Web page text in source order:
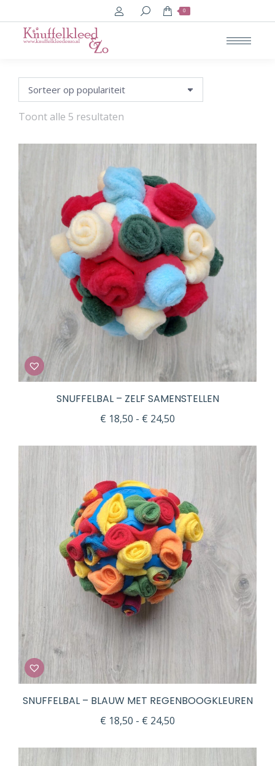
Search: 0
Toont alle 5 resultaten
SNUFFELBAL – ZELF SAMENSTELLEN
€ 18,50 - € 24,50
SNUFFELBAL – BLAUW MET REGENBOOGKLEUREN
€ 18,50 - € 24,50